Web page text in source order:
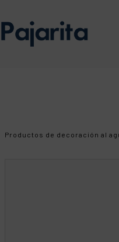
Productos de decoración al